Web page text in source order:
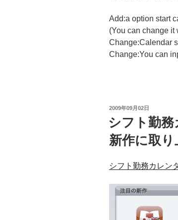
Add:a option start
(You can change it
Change:Calendar
Change:You can
投
日:
2009年09月02日
シフト勤
新作に取り
シフト勤務カレン